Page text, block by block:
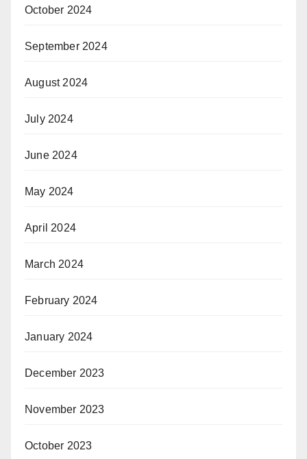
October 2024
September 2024
August 2024
July 2024
June 2024
May 2024
April 2024
March 2024
February 2024
January 2024
December 2023
November 2023
October 2023